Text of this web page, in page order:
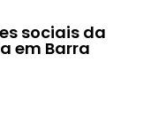
sociais da
em Barra